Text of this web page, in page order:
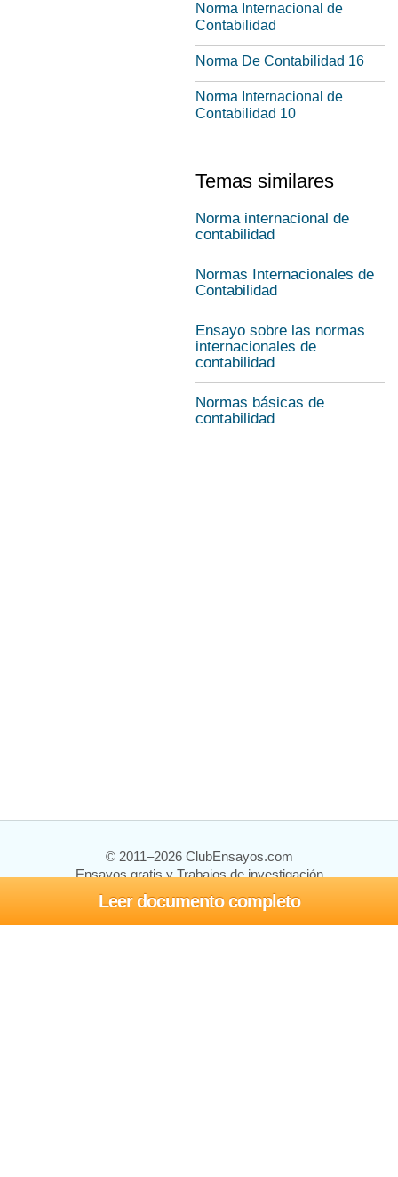
Leer documento completo
Norma Internacional de
Contabilidad
Norma De Contabilidad 16
Norma Internacional de
Contabilidad 10
Temas similares
Norma internacional de
contabilidad
Normas Internacionales de
Contabilidad
Ensayo sobre las normas
internacionales de
contabilidad
Normas básicas de
contabilidad
© 2011–2026 ClubEnsayos.com
Ensayos gratis y Trabajos de investigación